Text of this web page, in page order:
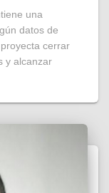
una
datos de
cerrar
y alcanzar